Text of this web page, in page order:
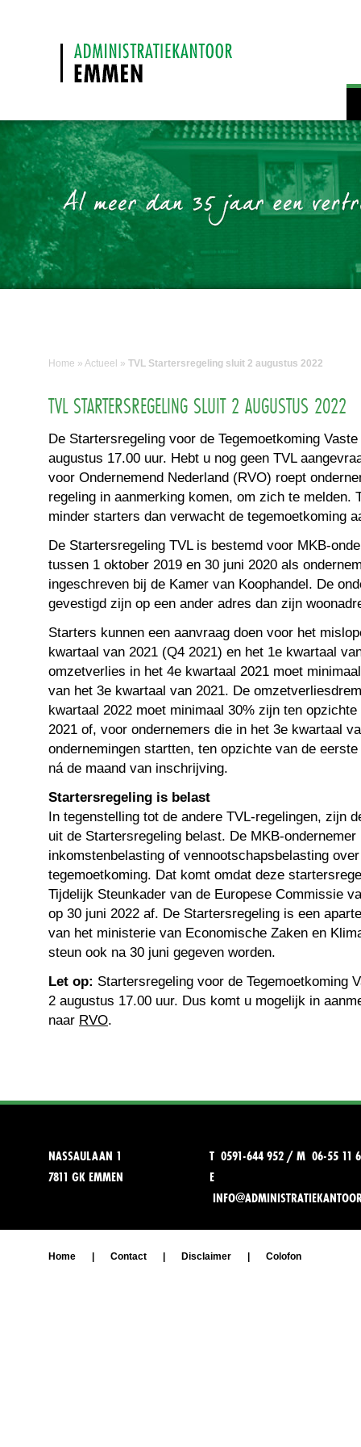
Home » Actueel » TVL Startersregeling sluit 2 augustus 2022
TVL STARTERSREGELING SLUIT 2 AUGUSTUS 2022
De Startersregeling voor de Tegemoetkoming
augustus 17.00 uur. Hebt u nog geen TVL
voor Ondernemend Nederland (RVO) roept
regeling in aanmerking komen, om zich te melden.
minder starters dan verwacht de tegemoetkoming
De Startersregeling TVL is bestemd voor MKB-
tussen 1 oktober 2019 en 30 juni 2020 als
ingeschreven bij de Kamer van Koophandel. De
gevestigd zijn op een ander adres dan zijn
Starters kunnen een aanvraag doen voor het
kwartaal van 2021 (Q4 2021) en het 1e kwartaal
omzetverlies in het 4e kwartaal 2021 moet
van het 3e kwartaal van 2021. De
kwartaal 2022 moet minimaal 30% zijn ten
2021 of, voor ondernemers die in het 3e kwartaal
ondernemingen startten, ten opzichte van de
ná de maand van inschrijving.
Startersregeling is belast
In tegenstelling tot de andere TVL-regelingen, zijn
uit de Startersregeling belast. De MKB-ondernemer
inkomstenbelasting of vennootschapsbelasting
tegemoetkoming. Dat komt omdat deze
Tijdelijk Steunkader van de Europese Commissie
op 30 juni 2022 af. De Startersregeling is een
van het ministerie van Economische Zaken en
steun ook na 30 juni gegeven worden.
Let op: Startersregeling voor de Tegemoetkoming
2 augustus 17.00 uur. Dus komt u mogelijk in
naar RVO.
NASSAULAAN 1
7811 GK EMMEN
T 0591-644 952 / M 06-55 11
E
Home Contact Disclaimer Colofon